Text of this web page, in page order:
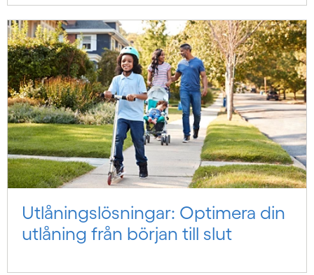
Utlånings­lösningar: Optimera din
utlåning från början till slut